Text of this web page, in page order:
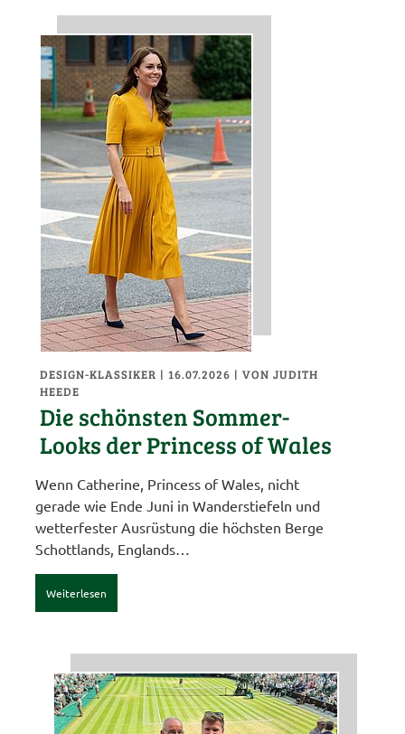
DESIGN-KLASSIKER | 16.07.2026 |VON JUDITH
HEEDE
Die schönsten Sommer-
Looks der Princess of Wales
Wenn Catherine, Princess of Wales, nicht
gerade wie Ende Juni in Wanderstiefeln und
wetterfester Ausrüstung die höchsten Berge
Schottlands, Englands…
Weiterlesen